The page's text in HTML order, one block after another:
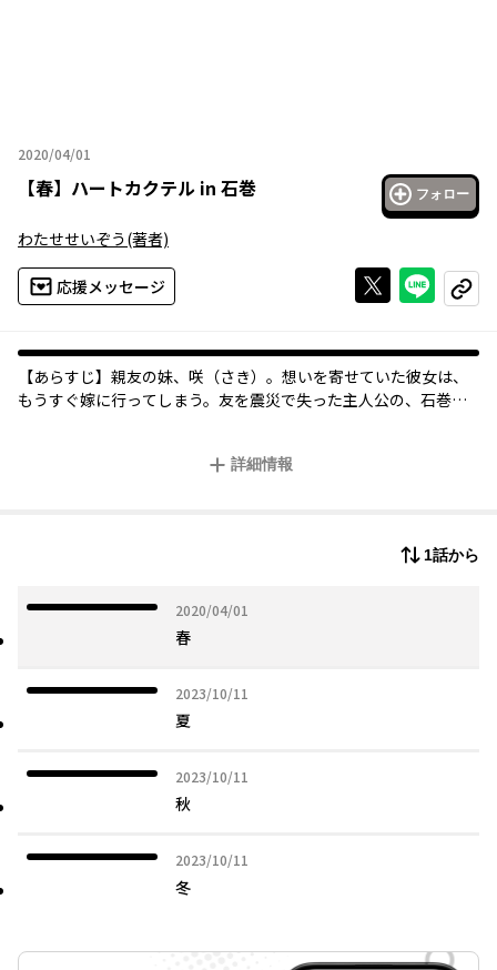
2020/04/01
2020年04月01日
【春】 ハートカクテル in 石巻 フォロー
わたせせいぞう(著者)
応援メッセージ Xで投稿する
ライン
コピー
【あらすじ】親友の妹、咲（さき）。想いを寄せていた彼女は、
もうすぐ嫁に行ってしまう。友を震災で失った主人公の、石巻で
想い続ける2人の心はやがて幸せの予感に繋がってゆく…。
ハートカクテルの連載開始。2年後作家活動一本に。第33回文春漫
日グラビア「あの頃ボクらは若かった」、コミック乱に「月之介
狂詩曲」連載中。季刊ぴあの表紙イラスト、企業、自治体の広告
オフィシャルブログ 「SEIZO STATION」
詳細情報
1話から
2020/04/01
2020年04月01日
春
2023/10/11
2023年10月11日
夏
2023/10/11
2023年10月11日
秋
2023/10/11
2023年10月11日
冬